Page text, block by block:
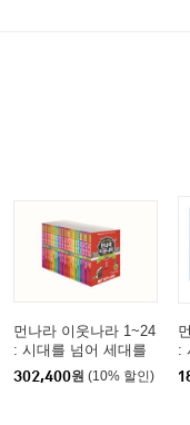
먼나라 이웃나라 1~24
: 시대를 넘어 세대를
넘어 C세트
302,400원 (10% 할인)
: